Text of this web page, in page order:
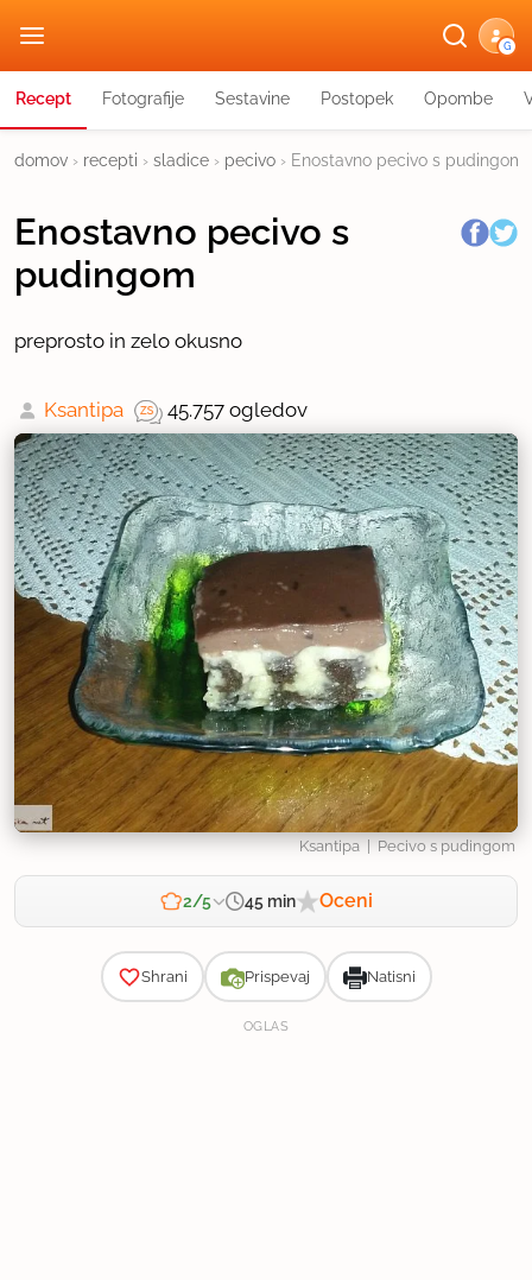
G
Recept Fotografije Sestavine Postopek Opombe
domov › recepti › sladice › pecivo › Enostavno pecivo s pudingom
Enostavno pecivo s
pudingom
preprosto in zelo okusno
Ksantipa 45.757 ogledov
Ksantipa | Pecivo s pudingom
2/5 45 min Oceni
Shrani Prispevaj Natisni
OGLAS